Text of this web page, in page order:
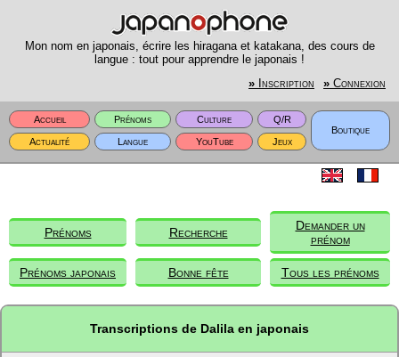
Mon nom en japonais, écrire les hiragana et katakana, des cours de
langue : tout pour apprendre le japonais !
» Inscription » Connexion
Accueil Prénoms Culture
Q/R
Boutique
Actualité
Langue YouTube Jeux
Prénoms Recherche
Demander un
prénom
Prénoms japonais Bonne fête Tous les prénoms
Transcriptions de Dalila en japonais